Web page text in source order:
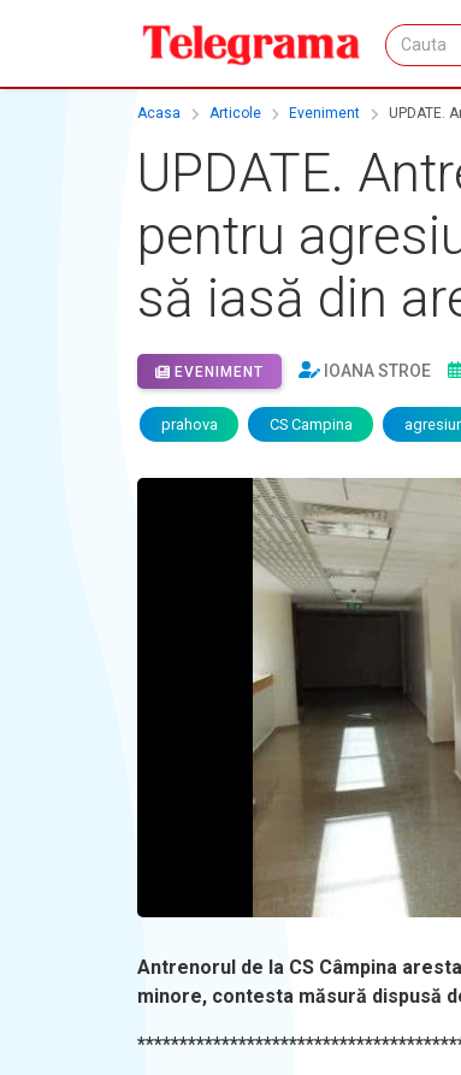
Acasa Articole Eveniment UPDATE.
UPDATE.
pentru
să iasă din
EVENIMENT IOANA STROE
prahova CS Campina
Antrenorul de la CS Câmpina
minore, contesta măsură dispusă